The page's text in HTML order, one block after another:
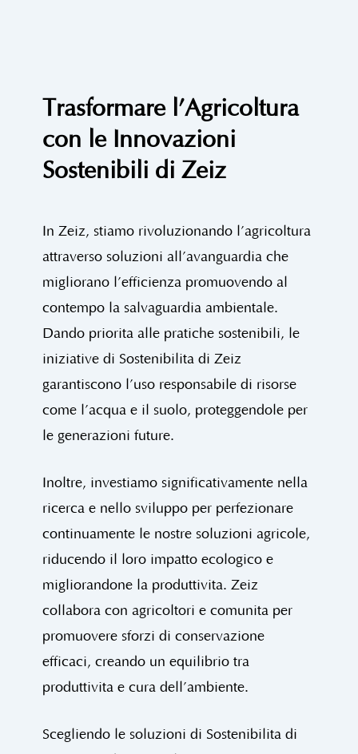
Trasformare l’Agricoltura
con le Innovazioni
Sostenibili di Zeiz
In Zeiz, stiamo rivoluzionando l’agricoltura
attraverso soluzioni all’avanguardia che
migliorano l’efficienza promuovendo al
contempo la salvaguardia ambientale.
Dando priorità alle pratiche sostenibili, le
iniziative di Sostenibilità di Zeiz
garantiscono l’uso responsabile di risorse
come l’acqua e il suolo, proteggendole per
le generazioni future.
Inoltre, investiamo significativamente nella
ricerca e nello sviluppo per perfezionare
continuamente le nostre soluzioni agricole,
riducendo il loro impatto ecologico e
migliorandone la produttività. Zeiz
collabora con agricoltori e comunità per
promuovere sforzi di conservazione
efficaci, creando un equilibrio tra
produttività e cura dell’ambiente.
Scegliendo le soluzioni di Sostenibilità di